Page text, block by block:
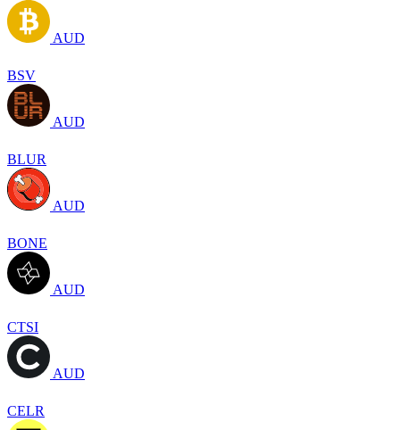
AUD
BSV
AUD
BLUR
AUD
BONE
AUD
CTSI
AUD
CELR